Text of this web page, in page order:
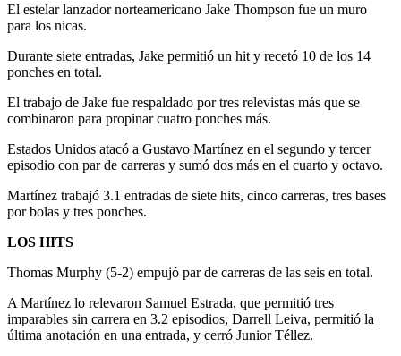
El estelar lanzador norteamericano Jake Thompson fue un muro
para los nicas.
Durante siete entradas, Jake permitió un hit y recetó 10 de los 14
ponches en total.
El trabajo de Jake fue respaldado por tres relevistas más que se
combinaron para propinar cuatro ponches más.
Estados Unidos atacó a Gustavo Martínez en el segundo y tercer
episodio con par de carreras y sumó dos más en el cuarto y octavo.
Martínez trabajó 3.1 entradas de siete hits, cinco carreras, tres bases
por bolas y tres ponches.
LOS HITS
Thomas Murphy (5-2) empujó par de carreras de las seis en total.
A Martínez lo relevaron Samuel Estrada, que permitió tres
imparables sin carrera en 3.2 episodios, Darrell Leiva, permitió la
última anotación en una entrada, y cerró Junior Téllez.